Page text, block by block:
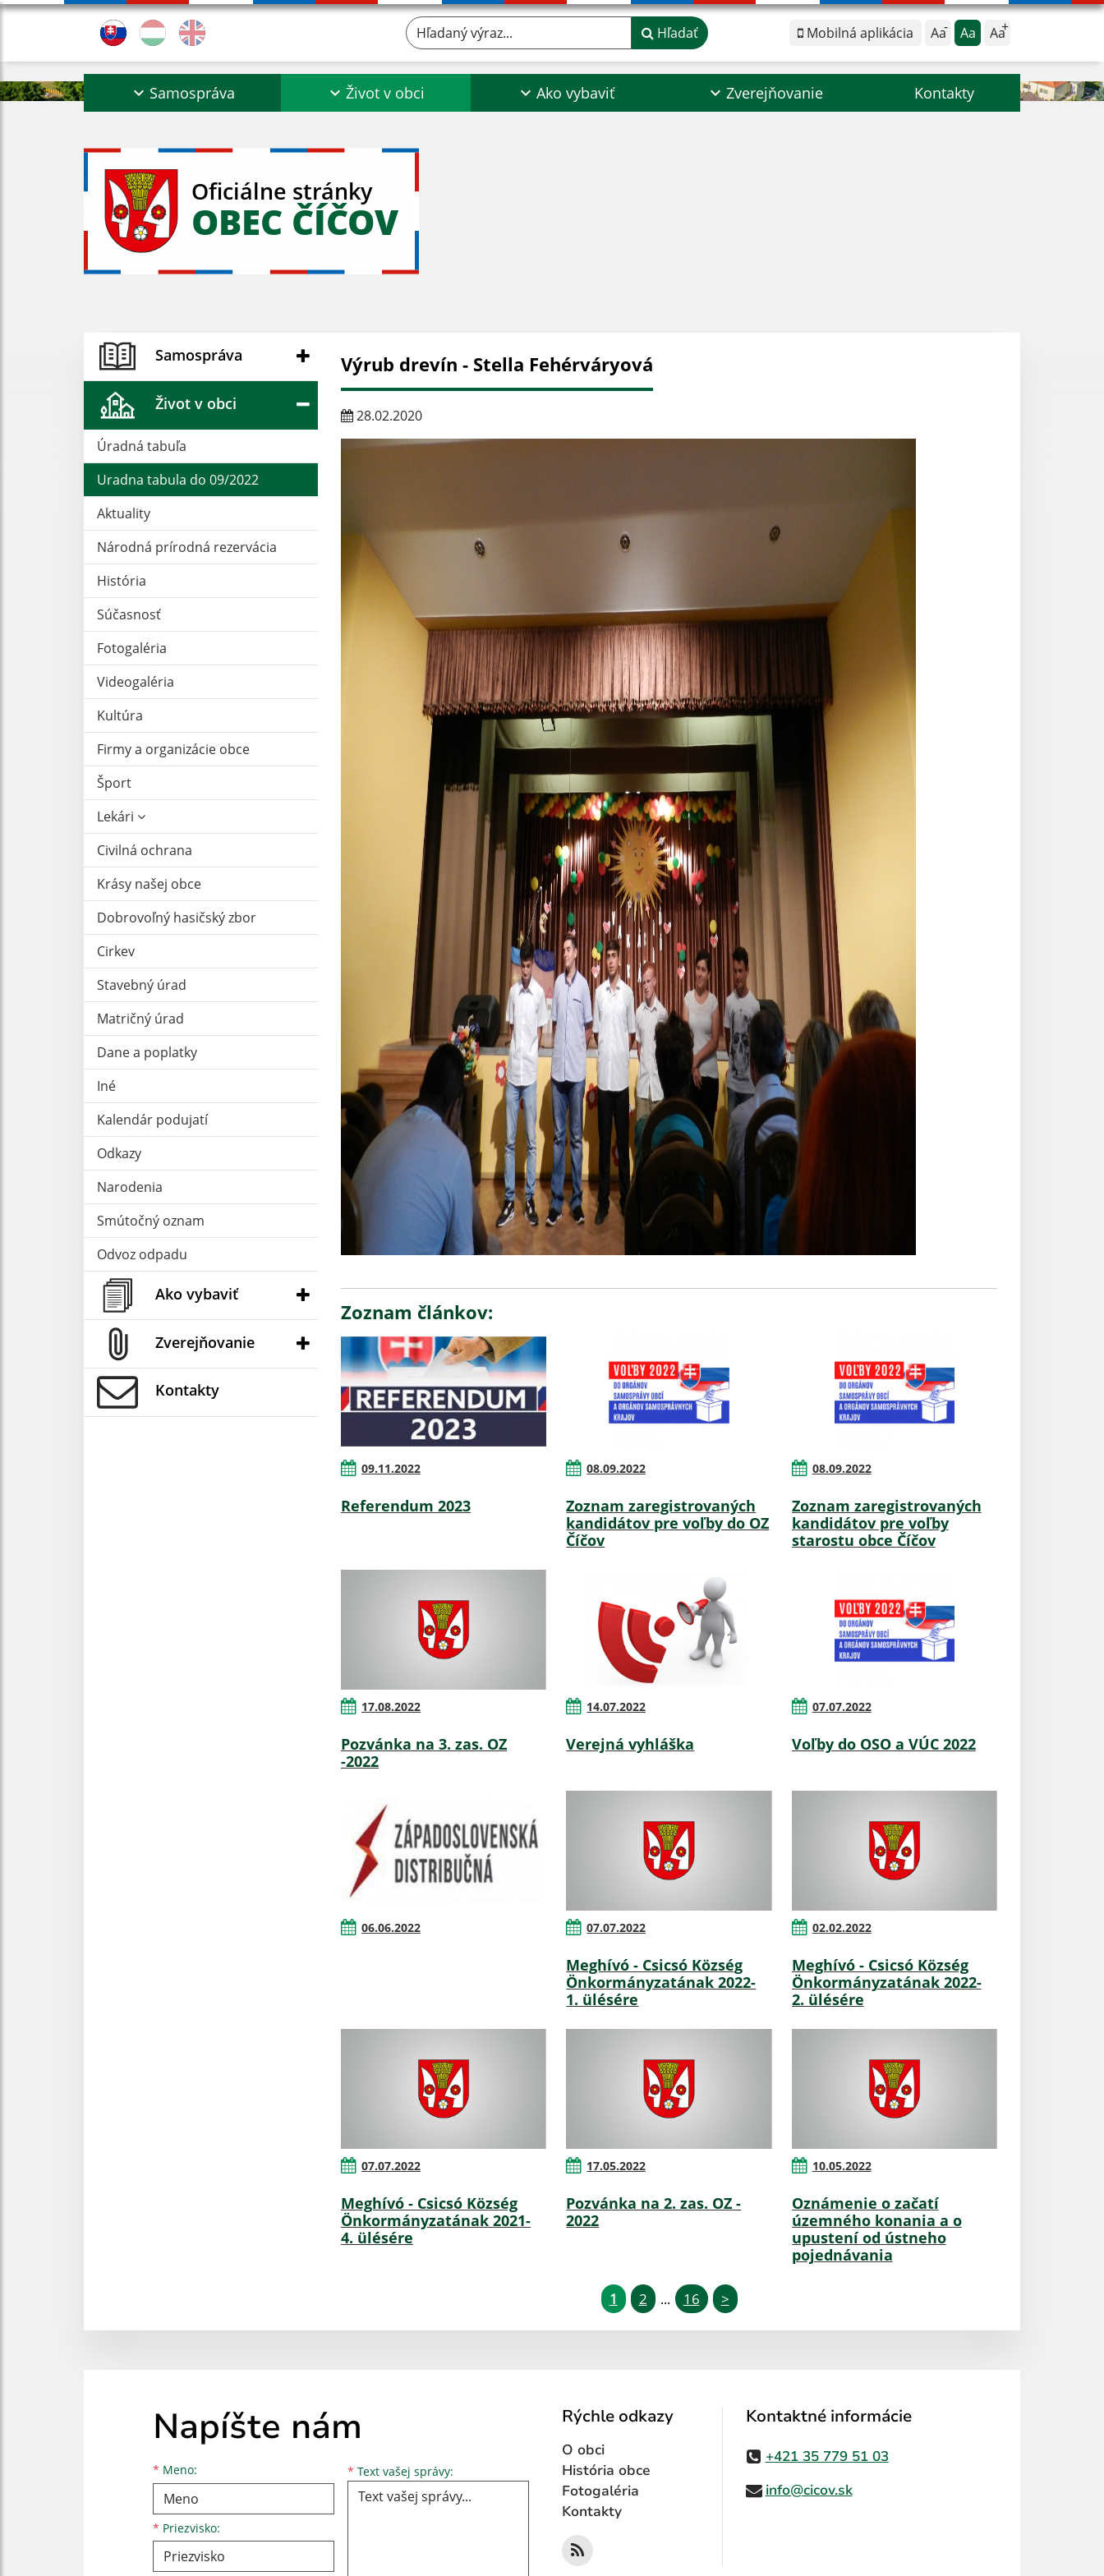
Mobilná aplikácia Aa Aa Aa
Hľadaný výraz... Hľadať
Samospráva Život v obci Ako vybaviť Zverejňovanie Kontakty
Oficiálne stránky
OBEC ČÍČOV
Samospráva
Život v obci
Úradná tabuľa
Uradna tabula do 09/2022
Aktuality
Národná prírodná rezervácia
História
Súčasnosť
Fotogaléria
Videogaléria
Kultúra
Firmy a organizácie obce
Šport
Lekári
Civilná ochrana
Krásy našej obce
Dobrovoľný hasičský zbor
Cirkev
Stavebný úrad
Matričný úrad
Dane a poplatky
Iné
Kalendár podujatí
Odkazy
Narodenia
Smútočný oznam
Odvoz odpadu
Ako vybaviť
Zverejňovanie
Kontakty
Výrub drevín - Stella Fehérváryová
28.02.2020
Zoznam článkov:
09.11.2022
Referendum 2023
08.09.2022
Zoznam zaregistrovaných
kandidátov pre voľby do OZ
Číčov
08.09.2022
Zoznam zaregistrovaných
kandidátov pre voľby
starostu obce Číčov
17.08.2022
Pozvánka na 3. zas. OZ
-2022
14.07.2022
Verejná vyhláška
07.07.2022
Voľby do OSO a VÚC 2022
06.06.2022 07.07.2022
Meghívó - Csicsó Község
Önkormányzatának 2022-
1. ülésére
02.02.2022
Meghívó - Csicsó Község
Önkormányzatának 2022-
2. ülésére
07.07.2022
Meghívó - Csicsó Község
Önkormányzatának 2021-
4. ülésére
17.05.2022
Pozvánka na 2. zas. OZ -
2022
10.05.2022
Oznámenie o začatí
územného konania a o
upustení od ústneho
pojednávania
1 2 ... 16 >
Napíšte nám
* Meno:
Meno
* Priezvisko:
Priezvisko
E-mailová adresa * Text vašej správy: Text vašej správy...
Rýchle odkazy
O obci
História obce
Fotogaléria
Kontakty
Kontaktné informácie
+421 35 779 51 03
info@cicov.sk